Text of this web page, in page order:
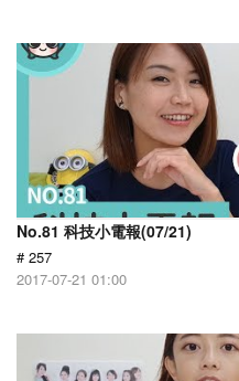
No.81 科技小電報(07/21)
# 257
2017-07-21 01:00